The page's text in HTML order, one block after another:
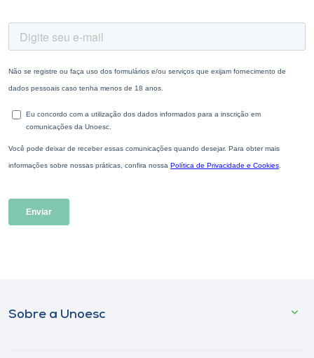
Sobre a Unoesc